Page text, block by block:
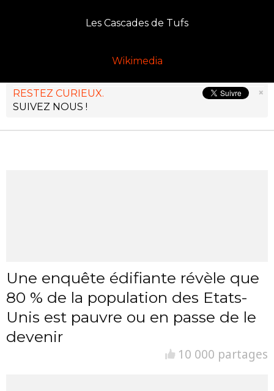
Les Cascades de Tufs
Wikimedia
×
RESTEZ CURIEUX.
SUIVEZ NOUS !
Une enquête édifiante révèle que
80 % de la population des Etats-
Unis est pauvre ou en passe de le
devenir
10 000 partages